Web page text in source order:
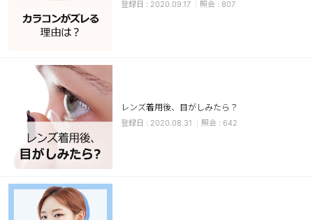
1 Day
2 Weeks
1 Month
カラー
ブラウン
チョコ
グレー
ヘーゼル
ブルー
透明
2020.09.17 807
レンズ着用後、目がしみたら？
2020.08.31 642